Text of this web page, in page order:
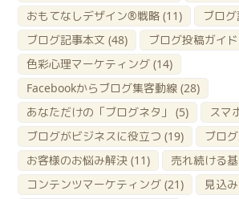
おもてなしデザイン®戦略 (11) ブロ
ブログ記事本文 (48) ブログ投稿ガイ
色彩心理マーケティング (14)
Facebookからブログ集客動線 (28)
あなただけの「ブログネタ」 (5) スマ
ブログがビジネスに役立つ (19) ブロ
お客様のお悩み解決 (11) 売れ続ける
コンテンツマーケティング (21) 見込